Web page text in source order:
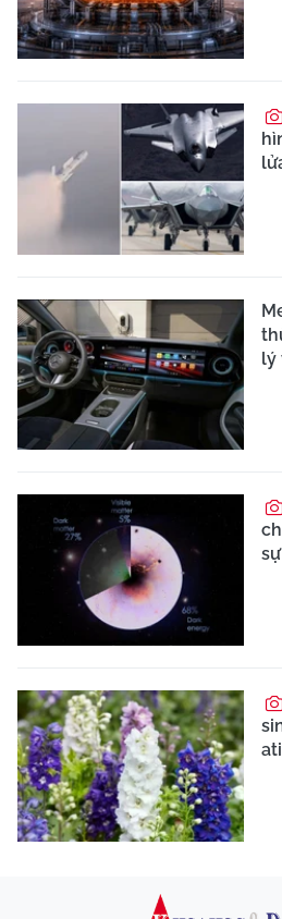
lý